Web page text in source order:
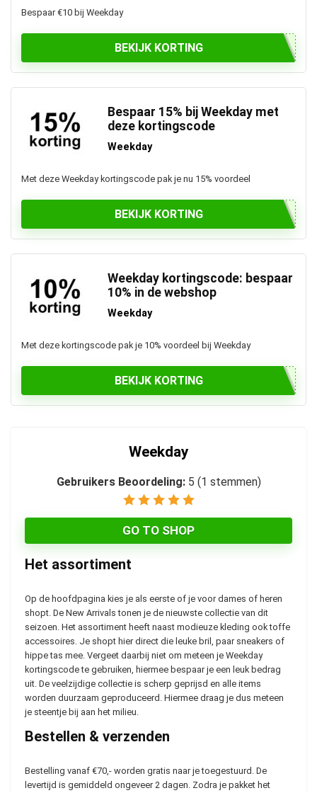
Bespaar €10 bij Weekday
BEKIJK KORTING
Bespaar 15% bij Weekday met
deze kortingscode
Weekday
Met deze Weekday kortingscode pak je nu 15% voordeel
BEKIJK KORTING
Weekday kortingscode: bespaar
10% in de webshop
Weekday
Met deze kortingscode pak je 10% voordeel bij Weekday
BEKIJK KORTING
Weekday
Gebruikers Beoordeling: 5 (1 stemmen)
GO TO SHOP
Het assortiment
Op de hoofdpagina kies je als eerste of je voor dames of heren
shopt. De New Arrivals tonen je de nieuwste collectie van dit
seizoen. Het assortiment heeft naast modieuze kleding ook toffe
accessoires. Je shopt hier direct die leuke bril, paar sneakers of
hippe tas mee. Vergeet daarbij niet om meteen je Weekday
kortingscode te gebruiken, hiermee bespaar je een leuk bedrag
uit. De veelzijdige collectie is scherp geprijsd en alle items
worden duurzaam geproduceerd. Hiermee draag je dus meteen
je steentje bij aan het milieu.
Bestellen & verzenden
Bestelling vanaf €70,- worden gratis naar je toegestuurd. De
levertijd is gemiddeld ongeveer 2 dagen. Zodra je pakket het